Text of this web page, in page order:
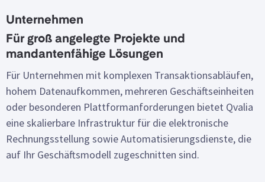
Unternehmen
Für groß angelegte Projekte und
mandantenfähige Lösungen
Für Unternehmen mit komplexen Transaktionsabläufen,
hohem Datenaufkommen, mehreren Geschäftseinheiten
oder besonderen Plattformanforderungen bietet Qvalia
eine skalierbare Infrastruktur für die elektronische
Rechnungsstellung sowie Automatisierungsdienste, die
auf Ihr Geschäftsmodell zugeschnitten sind.